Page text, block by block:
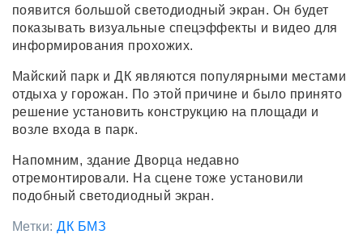
появится большой светодиодный экран. Он будет
показывать визуальные спецэффекты и видео для
информирования прохожих.
Майский парк и ДК являются популярными местами
отдыха у горожан. По этой причине и было принято
решение установить конструкцию на площади и
возле входа в парк.
Напомним, здание Дворца недавно
отремонтировали. На сцене тоже установили
подобный светодиодный экран.
Метки:ДК БМЗ